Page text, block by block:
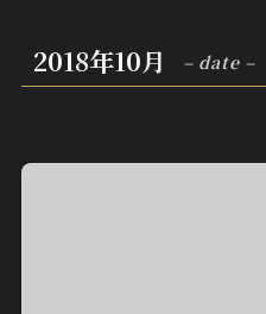
2018年10月 – date –